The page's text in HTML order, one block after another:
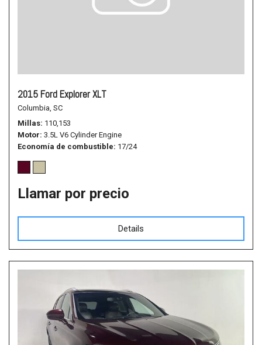
2015 Ford Explorer XLT
Columbia, SC
Millas 110,153
Motor 3.5L V6 Cylinder Engine
Economía de combustible 17/24
Llamar por precio
Details